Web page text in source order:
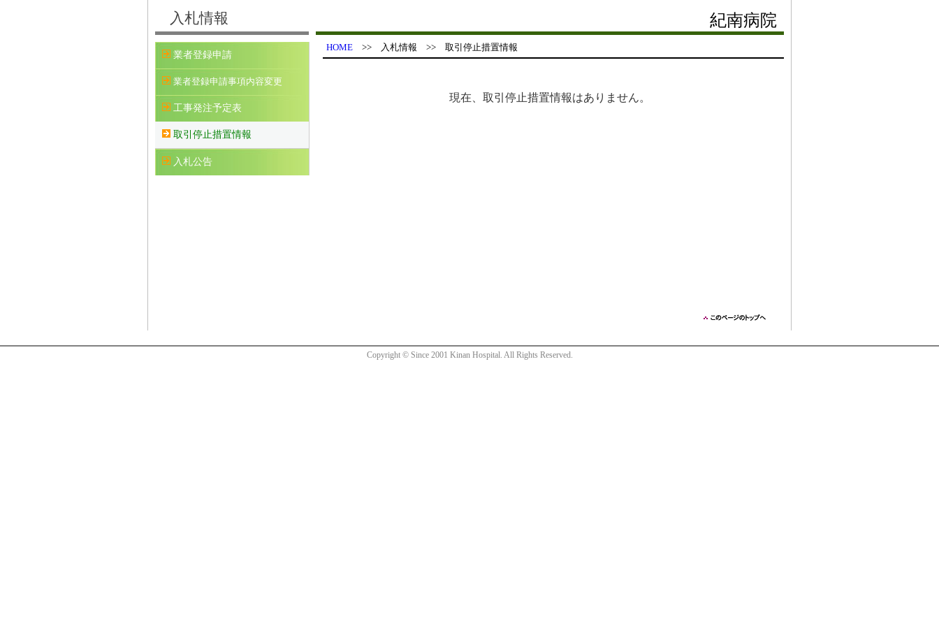
入札情報 紀南病院
業者登録申請
業者登録申請事項内容変更
工事発注予定表
取引停止措置情報
入札公告
HOME >> 入札情報 >> 取引停止措置情報
現在、取引停止措置情報はありません。
Copyright © Since 2001 Kinan Hospital. All Rights Reserved.